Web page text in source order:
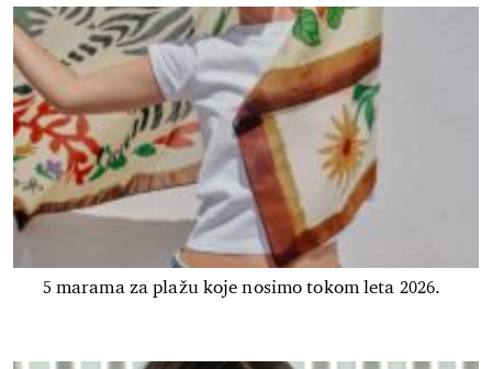
5 marama za plažu koje nosimo tokom leta 2026.